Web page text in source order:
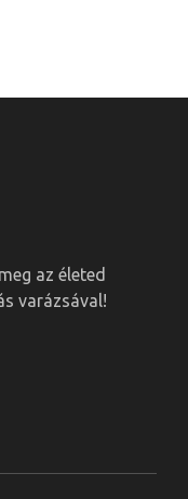
az életed
varázsával!